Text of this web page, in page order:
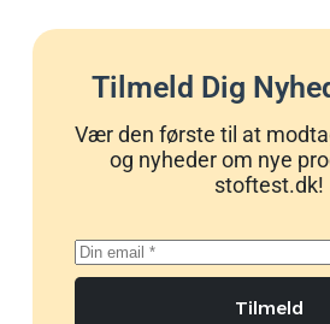
Tilmeld Dig
Vær den første til at
og nyheder om nye
stoftest.dk!
Tilmeld